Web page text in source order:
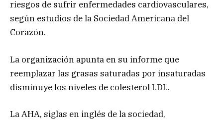
riesgos de sufrir enfermedades cardiovasculares,
según estudios de la Sociedad Americana del
Corazón.
La organización apunta en su informe que
reemplazar las grasas saturadas por insaturadas
disminuye los niveles de colesterol LDL.
La AHA, siglas en inglés de la sociedad,